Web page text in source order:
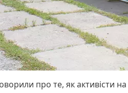
про те, як активісти